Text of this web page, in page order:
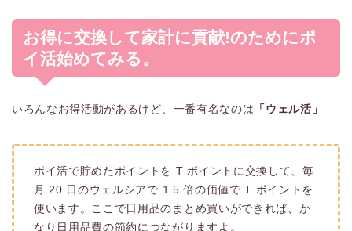
お得に交換して家計に貢献!のためにポ
イ活始めてみる。
いろんなお得活動があるけど、一番有名なのは 「ウェル活」
ポイ活で貯めたポイントを T ポイントに交換して、毎
月 20 日のウェルシアで 1.5 倍の価値で T ポイントを
使います。ここで日用品のまとめ買いができれば、か
なり日用品費の節約につながりますよ。